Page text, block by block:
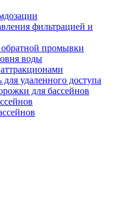
фильтрацией и
промывки
воды
удаленного доступа
для бассейнов